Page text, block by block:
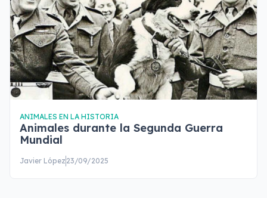
ANIMALES EN LA HISTORIA
Animales durante la Segunda Guerra
Mundial
Javier López 23/09/2025